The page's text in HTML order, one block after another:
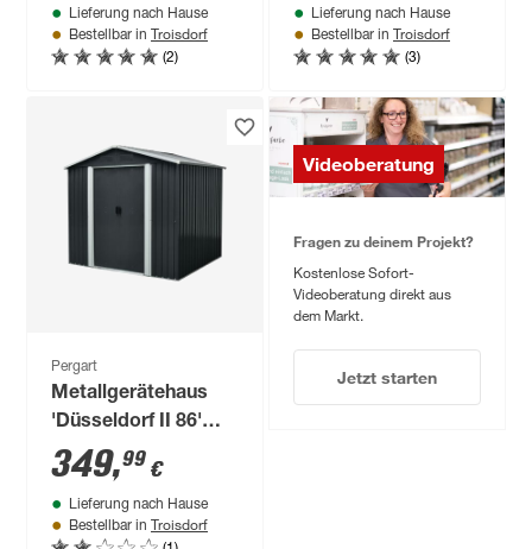
x 11 cm
Lieferung nach Hause
Bestellbar in Troisdorf
(2)
Lieferung nach Hause
Bestellbar in Troisdorf
(3)
Pergart
Metallgerätehaus
'Düsseldorf II 86'
schiefer/weiß 236 x
174 x 206 cm
349,99 €
Lieferung nach Hause
Bestellbar in Troisdorf
Videoberatung
Fragen zu deinem Projekt?
Kostenlose Sofort-
Videoberatung direkt aus
dem Markt.
Jetzt starten